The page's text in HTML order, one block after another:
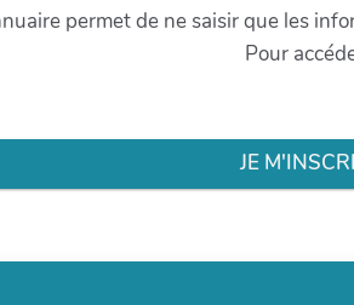
permet de ne saisir que les
Pour
JE